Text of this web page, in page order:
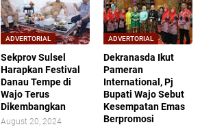
ADVERTORIAL
Sekprov Sulsel
Harapkan Festival
Danau Tempe di
Wajo Terus
Dikembangkan
August 20, 2024
ADVERTORIAL
Dekranasda Ikut
Pameran
International, Pj
Bupati Wajo Sebut
Kesempatan Emas
Berpromosi